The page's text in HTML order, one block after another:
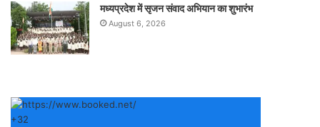
मध्यप्रदेश में सृजन संवाद अभियान का शुभारंभ
August 6, 2026
+32